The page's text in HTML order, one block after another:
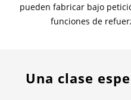
pueden fabricar bajo
funciones de
Una clase